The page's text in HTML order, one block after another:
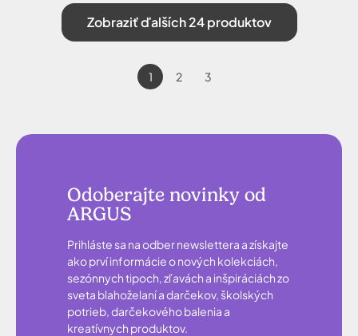
Zobraziť ďalších 24 produktov
1 2 3
Odoberajte novinky od
ARGUS
Prihláste sa na odber newslettera a získajte
ako prví informácie o nových kolekciách,
sezónnych tipoch, zľavách a inšpiráciách zo
sveta blahoželaní a darčekov, školských
potrieb, darčekového balenia a
kreatívnych produktov.